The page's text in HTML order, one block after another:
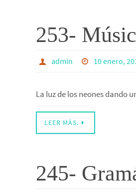
253-
admin 10 enero,
La luz de los neones dando
LEER MÁS.
245-